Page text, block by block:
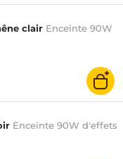
clair Enceinte 90W
Enceinte 90W d'effets